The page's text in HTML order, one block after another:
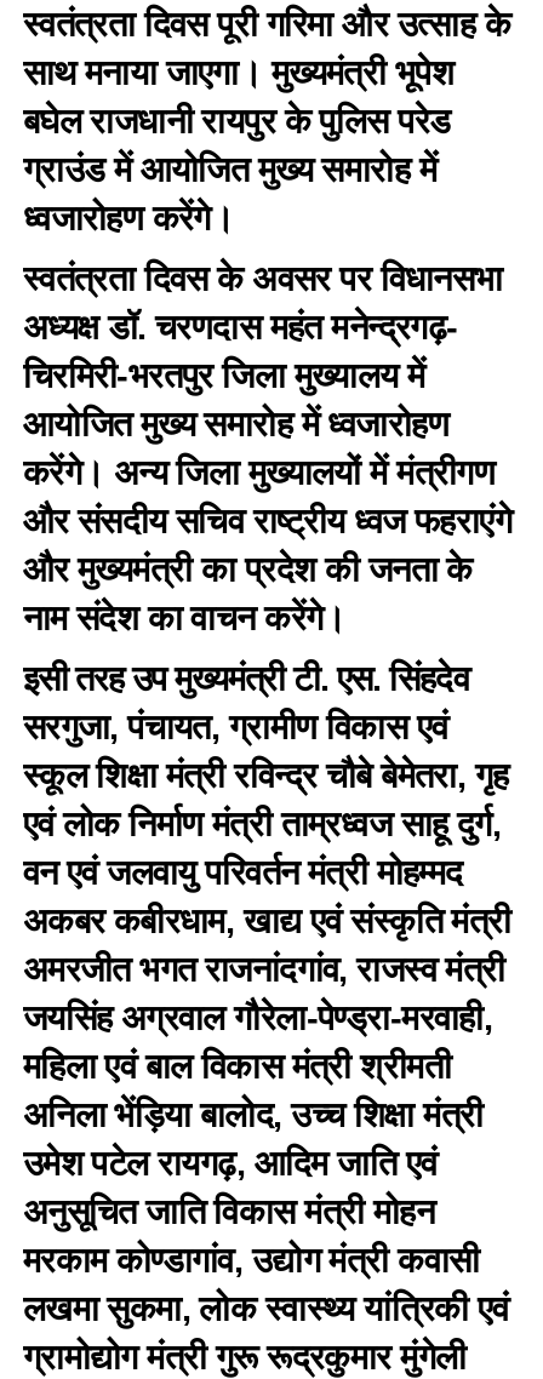
स्वतंत्रता दिवस पूरी गरिमा और उत्साह के
साथ मनाया जाएगा। मुख्यमंत्री भूपेश
बघेल राजधानी रायपुर के पुलिस परेड
ग्राउंड में आयोजित मुख्य समारोह में
ध्वजारोहण करेंगे।
स्वतंत्रता दिवस के अवसर पर विधानसभा
अध्यक्ष डॉ. चरणदास महंत मनेन्द्रगढ़-
चिरमिरी-भरतपुर जिला मुख्यालय में
आयोजित मुख्य समारोह में ध्वजारोहण
करेंगे। अन्य जिला मुख्यालयों में मंत्रीगण
और संसदीय सचिव राष्ट्रीय ध्वज फहराएंगे
और मुख्यमंत्री का प्रदेश की जनता के
नाम संदेश का वाचन करेंगे।
इसी तरह उप मुख्यमंत्री टी. एस. सिंहदेव
सरगुजा, पंचायत, ग्रामीण विकास एवं
स्कूल शिक्षा मंत्री रविन्द्र चौबे बेमेतरा, गृह
एवं लोक निर्माण मंत्री ताम्रध्वज साहू दुर्ग,
वन एवं जलवायु परिवर्तन मंत्री मोहम्मद
अकबर कबीरधाम, खाद्य एवं संस्कृति मंत्री
अमरजीत भगत राजनांदगांव, राजस्व मंत्री
जयसिंह अग्रवाल गौरेला-पेण्ड्रा-मरवाही,
महिला एवं बाल विकास मंत्री श्रीमती
अनिला भेंड़िया बालोद, उच्च शिक्षा मंत्री
उमेश पटेल रायगढ़, आदिम जाति एवं
अनुसूचित जाति विकास मंत्री मोहन
मरकाम कोण्डागांव, उद्योग मंत्री कवासी
लखमा सुकमा, लोक स्वास्थ्य यांत्रिकी एवं
ग्रामोद्योग मंत्री गुरू रूद्रकुमार मुंगेली